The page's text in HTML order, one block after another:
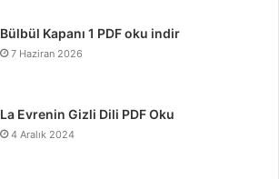
Bülbül Kapanı 1 PDF oku indir
7 Haziran 2026
La Evrenin Gizli Dili PDF Oku
4 Aralık 2024